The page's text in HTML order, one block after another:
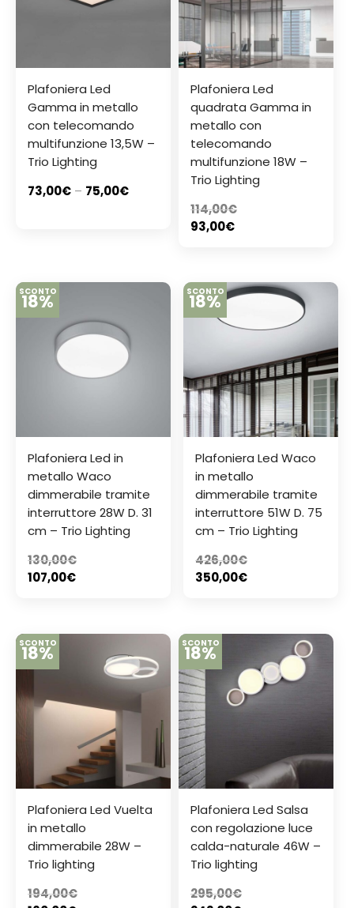
Plafoniera Led
Gamma in metallo
con telecomando
multifunzione 13,5W –
Trio Lighting
73,00€ – 75,00€
Plafoniera Led
quadrata Gamma in
metallo con
telecomando
multifunzione 18W –
Trio Lighting
114,00€
93,00€
SCONTO
18%
Plafoniera Led in
metallo Waco
dimmerabile tramite
interruttore 28W D. 31
cm – Trio Lighting
130,00€
107,00€
SCONTO
18%
Plafoniera Led Waco
in metallo
dimmerabile tramite
interruttore 51W D. 75
cm – Trio Lighting
426,00€
350,00€
SCONTO
18%
Plafoniera Led Vuelta
in metallo
dimmerabile 28W –
Trio lighting
194,00€
SCONTO
18%
Plafoniera Led Salsa
con regolazione luce
calda-naturale 46W –
Trio lighting
295,00€